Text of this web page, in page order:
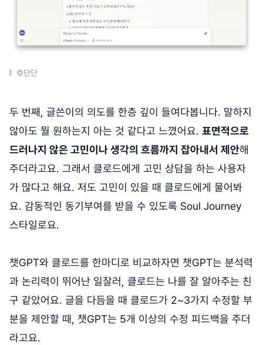
©단단
두 번째, 글쓴이의 의도를 한층 깊이 들여다봅니다. 말하지
않아도 뭘 원하는지 아는 것 같다고 느꼈어요. 표면적으로
드러나지 않은 고민이나 생각의 흐름까지 잡아내서 제안해
주더라고요. 그래서 클로드에게 고민 상담을 하는 사용자
가 많다고 해요. 저도 고민이 있을 때 클로드에게 물어봐
요. 감동적인 동기부여를 받을 수 있도록 Soul Journey
스타일로요.
챗GPT와 클로드를 한마디로 비교하자면 챗GPT는 분석력
과 논리력이 뛰어난 일잘러, 클로드는 나를 잘 알아주는 친
구 같았어요. 글을 다듬을 때 클로드가 2~3가지 수정할 부
분을 제안할 때, 챗GPT는 5개 이상의 수정 피드백을 주더
라고요.